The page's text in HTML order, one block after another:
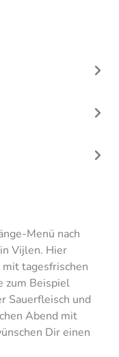
Menü nach
Vijlen. Hier
tagesfrischen
zum Beispiel
Sauerfleisch und
Abend mit
Dir einen